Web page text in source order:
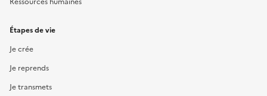
Étapes de vie
Je crée
Je reprends
Je transmets